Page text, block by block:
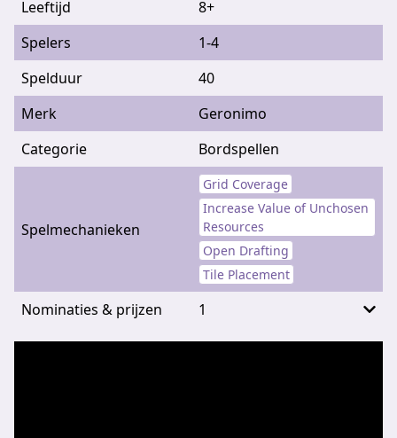
Leeftijd
8+
Spelers
1-4
Spelduur
40
Merk
Geronimo
Categorie
Bordspellen
Spelmechanieken
Grid Coverage
Increase Value of Unchosen
Resources
Open Drafting
Tile Placement
Nominaties & prijzen 1